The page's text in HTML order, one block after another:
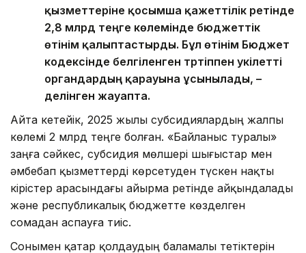
қызметтеріне қосымша қажеттілік ретінде
2,8 млрд теңге көлемінде бюджеттік
өтінім қалыптастырды. Бұл өтінім Бюджет
кодексінде белгіленген тәртіппен уәкілетті
органдардың қарауына ұсынылады, –
делінген жауапта.
Айта кетейік, 2025 жылы субсидиялардың жалпы
көлемі 2 млрд теңге болған. «Байланыс туралы»
заңға сәйкес, субсидия мөлшері шығыстар мен
әмбебап қызметтерді көрсетуден түскен нақты
кірістер арасындағы айырма ретінде айқындалады
және республикалық бюджетте көзделген
сомадан аспауға тиіс.
Сонымен қатар қолдаудың баламалы тетіктерін